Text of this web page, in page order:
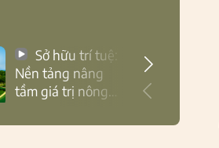
Nền tảng nâng
tầm giá trị nông